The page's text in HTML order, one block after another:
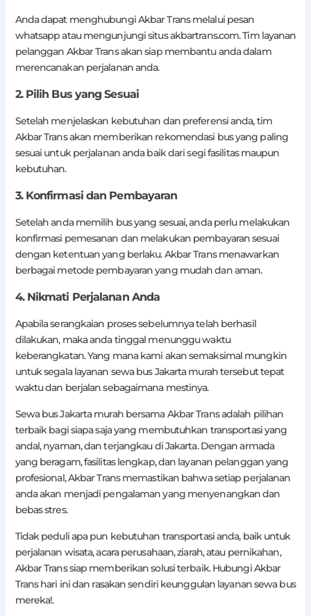
Anda dapat menghubungi Akbar Trans melalui pesan
whatsapp atau mengunjungi situs akbartrans.com. Tim layanan
pelanggan Akbar Trans akan siap membantu anda dalam
merencanakan perjalanan anda.
2. Pilih Bus yang Sesuai
Setelah menjelaskan kebutuhan dan preferensi anda, tim
Akbar Trans akan memberikan rekomendasi bus yang paling
sesuai untuk perjalanan anda baik dari segi fasilitas maupun
kebutuhan.
3. Konfirmasi dan Pembayaran
Setelah anda memilih bus yang sesuai, anda perlu melakukan
konfirmasi pemesanan dan melakukan pembayaran sesuai
dengan ketentuan yang berlaku. Akbar Trans menawarkan
berbagai metode pembayaran yang mudah dan aman.
4. Nikmati Perjalanan Anda
Apabila serangkaian proses sebelumnya telah berhasil
dilakukan, maka anda tinggal menunggu waktu
keberangkatan. Yang mana kami akan semaksimal mungkin
untuk segala layanan sewa bus Jakarta murah tersebut tepat
waktu dan berjalan sebagaimana mestinya.
Sewa bus Jakarta murah bersama Akbar Trans adalah pilihan
terbaik bagi siapa saja yang membutuhkan transportasi yang
andal, nyaman, dan terjangkau di Jakarta. Dengan armada
yang beragam, fasilitas lengkap, dan layanan pelanggan yang
profesional, Akbar Trans memastikan bahwa setiap perjalanan
anda akan menjadi pengalaman yang menyenangkan dan
bebas stres.
Tidak peduli apa pun kebutuhan transportasi anda, baik untuk
perjalanan wisata, acara perusahaan, ziarah, atau pernikahan,
Akbar Trans siap memberikan solusi terbaik. Hubungi Akbar
Trans hari ini dan rasakan sendiri keunggulan layanan sewa bus
mereka!.